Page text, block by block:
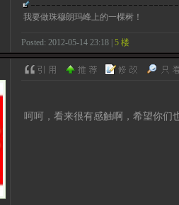
我要做珠穆朗玛峰上的一棵树！
Posted: 2012-05-14 23:18 | 5 楼
呵呵，看来很有感触啊，希望你们